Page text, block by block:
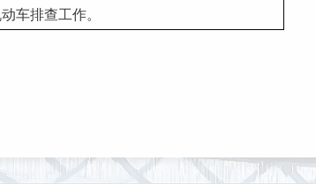
车排查工作。